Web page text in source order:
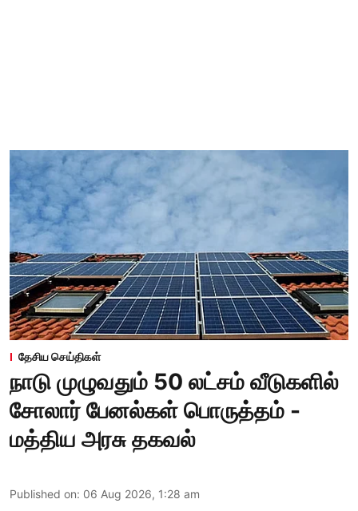
தேசிய செய்திகள்
நாடு முழுவதும் 50 லட்சம் வீடுகளில்
சோலார் பேனல்கள் பொருத்தம் -
மத்திய அரசு தகவல்
Published on: 06 Aug 2026, 1:28 am